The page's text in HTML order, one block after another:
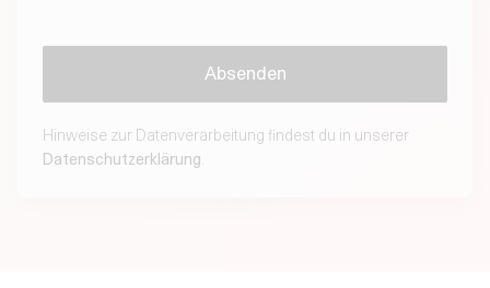
Hinweise zur Datenverarbeitung findest du in unserer
Datenschutzerklärung